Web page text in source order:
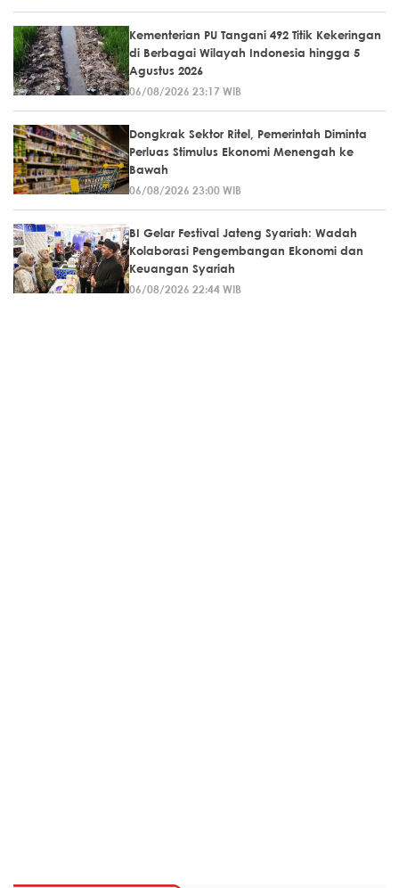
Kementerian PU Tangani 492 Titik Kekeringan
di Berbagai Wilayah Indonesia hingga 5
Agustus 2026
06/08/2026 23:17 WIB
Dongkrak Sektor Ritel, Pemerintah Diminta
Perluas Stimulus Ekonomi Menengah ke
Bawah
06/08/2026 23:00 WIB
BI Gelar Festival Jateng Syariah: Wadah
Kolaborasi Pengembangan Ekonomi dan
Keuangan Syariah
06/08/2026 22:44 WIB